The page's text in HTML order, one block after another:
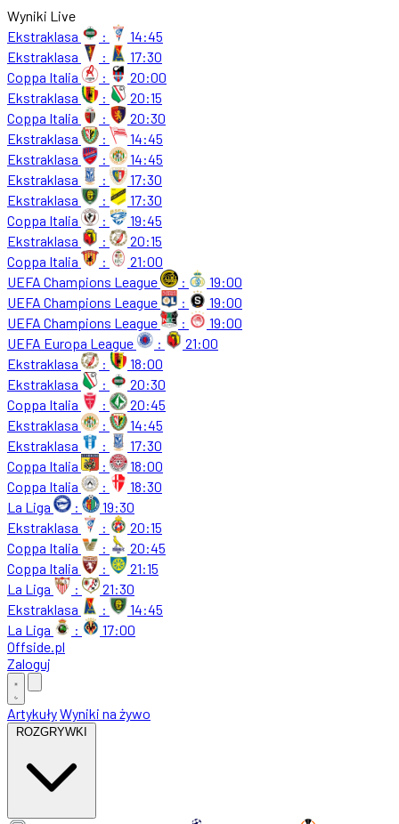
Wyniki Live
Ekstraklasa
:
14:45
Ekstraklasa
:
17:30
Coppa Italia
:
20:00
Ekstraklasa
:
20:15
Coppa Italia
:
20:30
Ekstraklasa
:
14:45
Ekstraklasa
:
14:45
Ekstraklasa
:
17:30
Ekstraklasa
:
17:30
Coppa Italia
:
19:45
Ekstraklasa
:
20:15
Coppa Italia
:
21:00
UEFA Champions League
:
19:00
UEFA Champions League
:
19:00
UEFA Champions League
:
19:00
UEFA Europa League
:
21:00
Ekstraklasa
:
18:00
Ekstraklasa
:
20:30
Coppa Italia
:
20:45
Ekstraklasa
:
14:45
Ekstraklasa
:
17:30
Coppa Italia
:
18:00
Coppa Italia
:
18:30
La Liga
:
19:30
Ekstraklasa
:
20:15
Coppa Italia
:
20:45
Coppa Italia
:
21:15
La Liga
:
21:30
Ekstraklasa
:
14:45
La Liga
:
17:00
Offside.pl
Zaloguj
ArtykułyWyniki na żywo
ROZGRYWKI